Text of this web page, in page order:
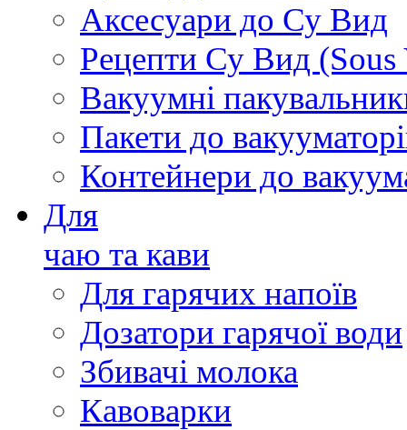
Аксесуари до Су Вид
Рецепти Су Вид (Sous
Вакуумні
Пакети до
Контейнери до
Для
чаю та кави
Для гарячих напоїв
Дозатори гарячої води
Збивачі молока
Кавоварки